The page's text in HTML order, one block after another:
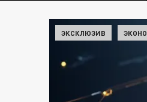
ЭКСКЛЮЗИВ